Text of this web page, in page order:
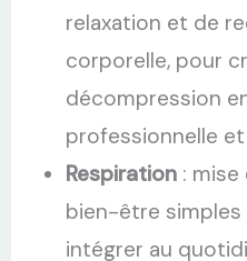
relaxation et de
corporelle, pour
décompression
professionnelle
Respiration :
bien-être
intégrer au